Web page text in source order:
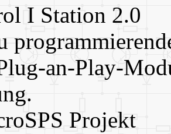
I Station 2.0
an-Play-
Projekt